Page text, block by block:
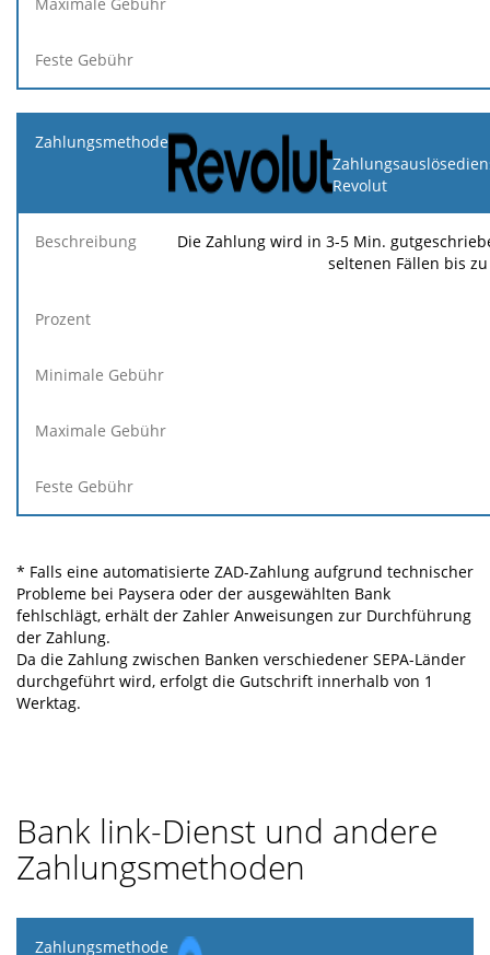
Revolut
Die Zahlung wird in 3-5 Min.
seltenen Fällen bis zu
* Falls eine automatisierte ZAD-Zahlung aufgrund technischer
Probleme bei Paysera oder der ausgewählten Bank
fehlschlägt, erhält der Zahler Anweisungen zur Durchführung
der Zahlung.
Da die Zahlung zwischen Banken verschiedener SEPA-Länder
durchgeführt wird, erfolgt die Gutschrift innerhalb von 1
Werktag.
Bank link-Dienst und andere
Zahlungsmethoden
Zahlungsmethode